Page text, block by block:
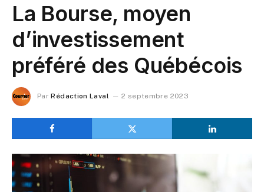
La Bourse, moyen
d’investissement
préféré des Québécois
Par Rédaction Laval 2 septembre 2023